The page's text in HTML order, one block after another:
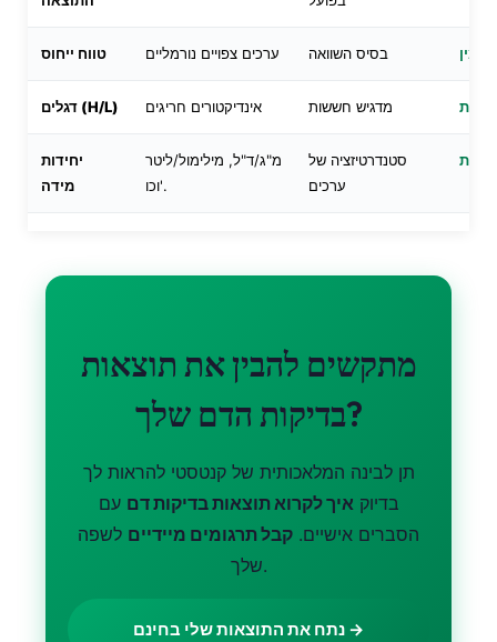
טווח ייחוס ערכים צפויים נורמליים בסיס השוואה מין
דגלים (H/L) אינדיקטורים חריגים מדגיש חששות
יחידות
מידה
מ"ג/ד"ל, מילימול/ליטר
וכו'.
סטנדרטיזציה של
ערכים
מתקשים להבין את תוצאות
בדיקות הדם שלך?
תן לבינה המלאכותית של קנטסטי להראות לך
בדיוקאיך לקרוא תוצאות בדיקות דם עם
הסברים אישיים. קבל תרגומים מיידיים לשפה
שלך.
נתח את התוצאות שלי בחינם →